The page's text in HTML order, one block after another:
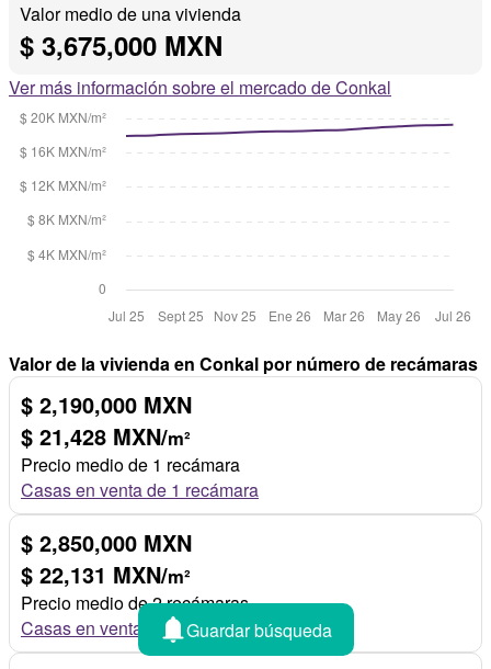
Valor medio de una vivienda
$ 3,675,000 MXN
Ver más información sobre el mercado de Conkal
Valor de la vivienda en Conkal por número de recámaras
$ 2,190,000 MXN
$ 21,428 MXN/m²
Precio medio de 1 recámara
Casas en venta de 1 recámara
$ 2,850,000 MXN
$ 22,131 MXN/m²
Precio medio de 2 recámaras
Casas en venta de 2 recámaras
Guardar búsqueda